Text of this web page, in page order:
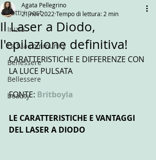
Tutti i post
Inizia
La tua community
Benessere
Bellessere
beauty
Il Laser a Diodo,
l'epilazione definitiva!
Agata Pellegrino
21 nov 2022 Tempo di lettura: 2 min
CARATTERISTICHE E DIFFERENZE CON
LA LUCE PULSATA
FONTE: Britboyla
LE CARATTERISTICHE E VANTAGGI
DEL LASER A DIODO